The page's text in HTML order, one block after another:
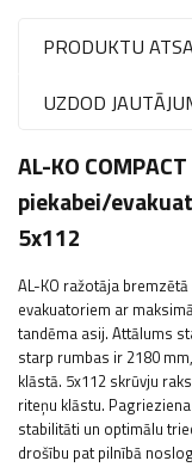
PRODUKTU
UZDOD
AL-KO
piekabei/
5x112
AL-KO ražotāja
evakuatoriem ar
tandēma asij. Attālums
starp rumbas ir 2180
klāstā. 5x112 skrūvju
riteņu klāstu.
stabilitāti un optimālu
drošību pat pilnībā